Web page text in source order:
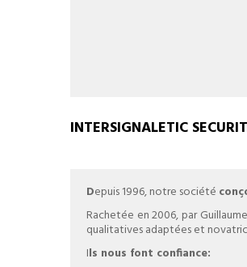
INTERSIGNALETIC
Depuis 1996, notre société
Rachetée en 2006, par
qualitatives adaptées et
Ils nous font confiance: